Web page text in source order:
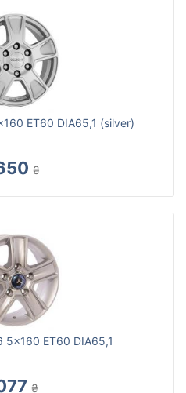
ET60 DIA65,1 (silver)
₴
5x160 ET60 DIA65,1
₴